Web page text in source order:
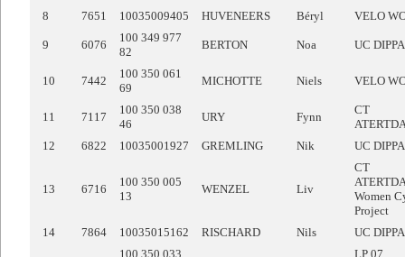
8
7651 10035009405 HUVENEERS Béryl VELO
9 6076
100 349 977
82
BERTON Noa UC
10 7442
100 350 061
69
MICHOTTE Niels VELO
11 7117
100 350 038
46
URY Fynn
CT
12
6822 10035001927 GREMLING Nik UC
13 6716
100 350 005
13
WENZEL Liv
CT
Women
Project
14
7864 10035015162 RISCHARD Nils UC
100 350 033
LP 07